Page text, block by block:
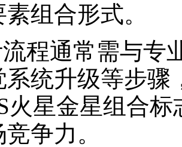
组合形式。
程通常需与专
系统升级等步
火星金星组合
争力。